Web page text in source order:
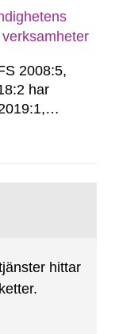
2008:5,
har
hittar